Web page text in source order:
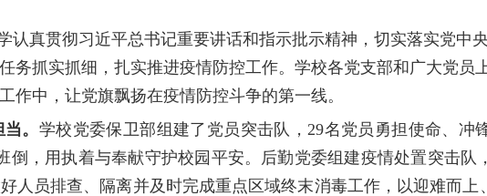
真贯彻习近平总书记重要讲话和指示批示精神，切实落实党中
务抓实抓细，扎实推进疫情防控工作。学校各党支部和广大党员
作中，让党旗飘扬在疫情防控斗争的第一线。
。 学校党委保卫部组建了党员突击队，29名党员勇担使命、冲
倒，用执着与奉献守护校园平安。后勤党委组建疫情处置突击队
人员排查、隔离并及时完成重点区域终末消毒工作，以迎难而